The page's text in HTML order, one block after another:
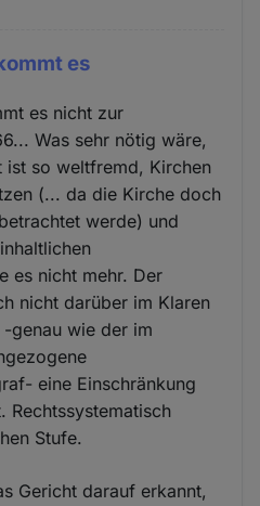
es
es nicht zur
Was sehr nötig wäre,
ist so weltfremd, Kirchen
(... da die Kirche doch
werde) und
es nicht mehr. Der
nicht darüber im Klaren
genau wie der im
eine Einschränkung
Rechtssystematisch
Stufe.
Gericht darauf erkannt,